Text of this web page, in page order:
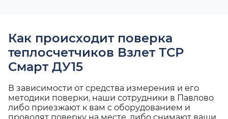
Как происходит поверка
теплосчетчиков Взлет ТСР
Смарт ДУ15
В зависимости от средства измерения и его
методики поверки, наши сотрудники в Павлово
либо приезжают к вам с оборудованием и